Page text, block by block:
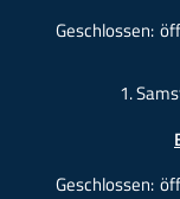
Klicken, um
Geschlossen:
1.
Klicken, um
Geschlossen: